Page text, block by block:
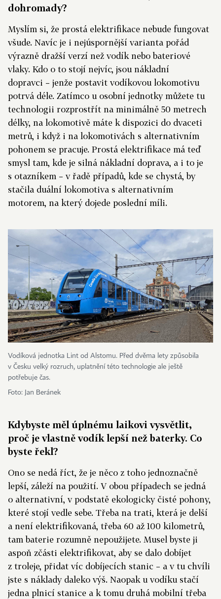
dohromady?
Myslím si, že prostá elektrifikace nebude fungovat
všude. Navíc je i nejúspornější varianta pořád
výrazně dražší verzí než vodík nebo bateriové
vlaky. Kdo o to stojí nejvíc, jsou nákladní
dopravci – jenže postavit vodíkovou lokomotivu
potrvá déle. Zatímco u osobní jednotky můžete tu
technologii rozprostřít na minimálně 50 metrech
délky, na lokomotivě máte k dispozici do dvaceti
metrů, i když i na lokomotivách s alternativním
pohonem se pracuje. Prostá elektrifikace má teď
smysl tam, kde je silná nákladní doprava, a i to je
s otazníkem – v řadě případů, kde se chystá, by
stačila duální lokomotiva s alternativním
motorem, na který dojede poslední míli.
Vodíková jednotka Lint od Alstomu. Před dvěma lety způsobila
v Česku velký rozruch, uplatnění této technologie ale ještě
potřebuje čas.
Foto: Jan Beránek
Kdybyste měl úplnému laikovi vysvětlit,
proč je vlastně vodík lepší než baterky. Co
byste řekl?
Ono se nedá říct, že je něco z toho jednoznačně
lepší, záleží na použití. V obou případech se jedná
o alternativní, v podstatě ekologicky čisté pohony,
které stojí vedle sebe. Třeba na trati, která je delší
a není elektrifikovaná, třeba 60 až 100 kilometrů,
tam baterie rozumně nepoužijete. Musel byste ji
aspoň zčásti elektrifikovat, aby se dalo dobíjet
z troleje, přidat víc dobíjecích stanic – a v tu chvíli
jste s náklady daleko výš. Naopak u vodíku stačí
jedna plnicí stanice a k tomu druhá mobilní třeba